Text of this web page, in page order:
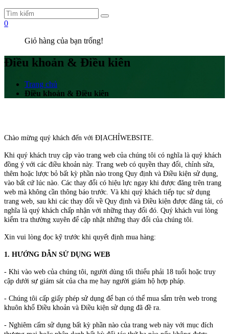
0
Giỏ hàng của bạn trống!
Điều khoản & Điều kiên
Trang chủ
Điều khoản & Điều kiên
Chào mừng quý khách đến với ĐỊACHỈWEBSITE.
Khi quý khách truy cập vào trang web của chúng tôi có nghĩa là quý khách
đồng ý với các điều khoản này. Trang web có quyền thay đổi, chỉnh sửa,
thêm hoặc lược bỏ bất kỳ phần nào trong Quy định và Điều kiện sử dụng,
vào bất cứ lúc nào. Các thay đổi có hiệu lực ngay khi được đăng trên trang
web mà không cần thông báo trước. Và khi quý khách tiếp tục sử dụng
trang web, sau khi các thay đổi về Quy định và Điều kiện được đăng tải, có
nghĩa là quý khách chấp nhận với những thay đổi đó. Quý khách vui lòng
kiểm tra thường xuyên để cập nhật những thay đổi của chúng tôi.
Xin vui lòng đọc kỹ trước khi quyết định mua hàng:
1. HƯỚNG DẪN SỬ DỤNG WEB
- Khi vào web của chúng tôi, người dùng tối thiểu phải 18 tuổi hoặc truy
cập dưới sự giám sát của cha mẹ hay người giám hộ hợp pháp.
- Chúng tôi cấp giấy phép sử dụng để bạn có thể mua sắm trên web trong
khuôn khổ Điều khoản và Điều kiện sử dụng đã đề ra.
- Nghiêm cấm sử dụng bất kỳ phần nào của trang web này với mục đích